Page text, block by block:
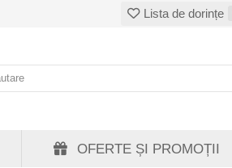
Lista de dorințe
OFERTE ȘI PROMOȚII